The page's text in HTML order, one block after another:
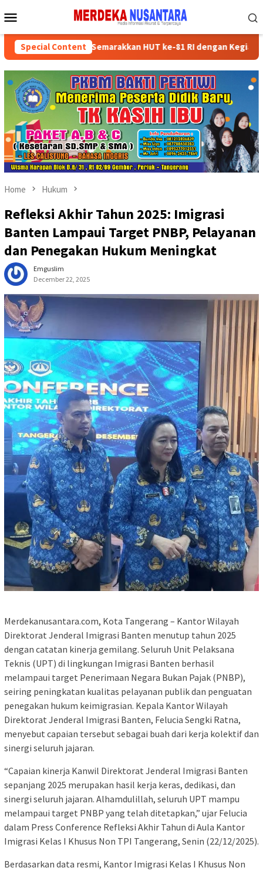
to
Menu
Special Content
Partai Semarakkan HUT ke-81 RI dengan Kegiatan Sosial
Home Hukum
Refleksi Akhir Tahun 2025: Imigrasi
Banten Lampaui Target PNBP, Pelayanan
dan Penegakan Hukum Meningkat
Emguslim
December 22, 2025
Merdekanusantara.com, Kota Tangerang – Kantor Wilayah
Direktorat Jenderal Imigrasi Banten menutup tahun 2025
dengan catatan kinerja gemilang. Seluruh Unit Pelaksana
Teknis (UPT) di lingkungan Imigrasi Banten berhasil
melampaui target Penerimaan Negara Bukan Pajak (PNBP),
seiring peningkatan kualitas pelayanan publik dan penguatan
penegakan hukum keimigrasian. Kepala Kantor Wilayah
Direktorat Jenderal Imigrasi Banten, Felucia Sengki Ratna,
menyebut capaian tersebut sebagai buah dari kerja kolektif dan
sinergi seluruh jajaran.
“Capaian kinerja Kanwil Direktorat Jenderal Imigrasi Banten
sepanjang 2025 merupakan hasil kerja keras, dedikasi, dan
sinergi seluruh jajaran. Alhamdulillah, seluruh UPT mampu
melampaui target PNBP yang telah ditetapkan,” ujar Felucia
dalam Press Conference Refleksi Akhir Tahun di Aula Kantor
Imigrasi Kelas I Khusus Non TPI Tangerang, Senin (22/12/2025).
Berdasarkan data resmi, Kantor Imigrasi Kelas I Khusus Non